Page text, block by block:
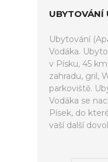
UBYTOVÁNÍ
Ubytování
Vodáka.
v Písku, 45
zahradu, gril,
parkoviště.
Vodáka se
Písek, do
vaší další